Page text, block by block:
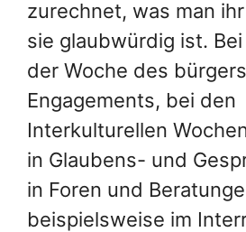
zurechnet, was man
sie glaubwürdig ist.
der Woche des
Engagements, bei den
Interkulturellen
in Glaubens- und
in Foren und
beispielsweise im